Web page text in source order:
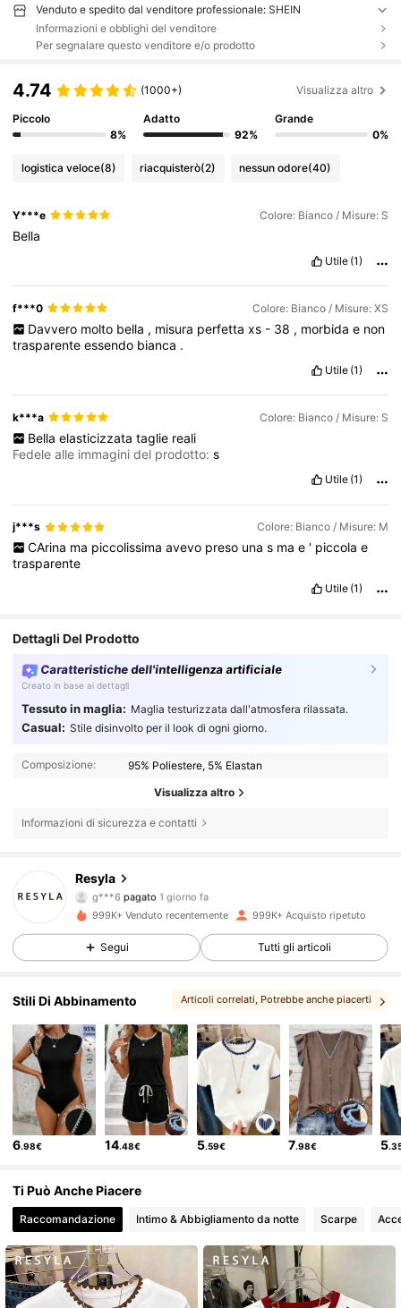
Venduto e spedito dal venditore professionale: SHEIN
Informazioni e obblighi del venditore
Per segnalare questo venditore e/o prodotto
4.74 (1000+) Visualizza altro
Piccolo
8%
Adatto
92%
Grande
0%
logistica veloce(8) riacquisterò(2) nessun odore(40)
Y***e Colore: Bianco / Misure: S
Bella
Utile (1)
f***0 Colore: Bianco / Misure: XS
Davvero molto bella , misura perfetta xs - 38 , morbida e non
trasparenteessendo bianca .
Utile (1)
k***a Colore: Bianco / Misure: S
Bella elasticizzata taglie reali
Fedele alle immagini del prodotto:s
Utile (1)
j***s Colore: Bianco / Misure: M
CArina ma piccolissima avevo preso una s ma e ' piccola e
trasparente
Utile (1)
Dettagli Del Prodotto
Caratteristiche dell'intelligenza artificiale
Creato in base ai dettagli
Tessuto in maglia: Maglia testurizzata dall'atmosfera rilassata.
Casual: Stile disinvolto per il look di ogni giorno.
Composizione: 95% Poliestere, 5% Elastan
Visualizza altro
Informazioni di sicurezza e contatti
Resyla
g***6 pagato
m***u segue4 ore fa
4.66 458K Follower
4.66 458K Follower
4.66 458K Follower
4.66 458K Follower
999K+ Venduto recentemente 999K+ Acquisto ripetuto
Segui Tutti gli articoli
Stili Di Abbinamento Articoli correlati, Potrebbe anche piacerti
6.98€ 14.48€ 5.59€ 7.98€ 5
Ti Può Anche Piacere
Raccomandazione Intimo & Abbigliamento da notte Scarpe